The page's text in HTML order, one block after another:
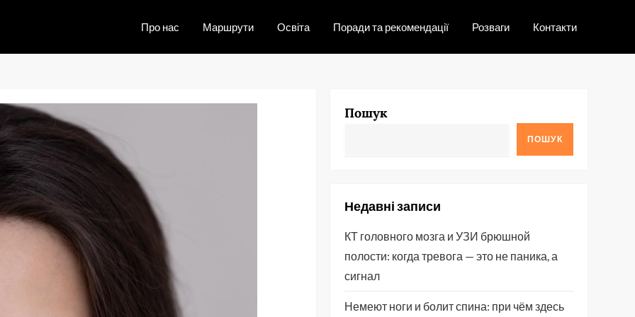
Про нас Маршрути Освіта Поради та рекомендації Розваги Контакти
Пошук
ПОШУК
Недавні записи
КТ головного мозга и УЗИ брюшной
полости: когда тревога — это не паника, а
сигнал
Немеют ноги и болит спина: при чём здесь